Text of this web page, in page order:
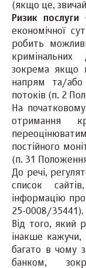
(якщо це,
Ризик послуги
економічної
робить
кримінальних
зокрема якщо
напрям та/або
потоків (п. 2
На
отримання
постійного
(п. 31
До речі,
список
інформацію
25-0008/35441).
Від того, який
інакше кажучи,
багато в чому
банком,